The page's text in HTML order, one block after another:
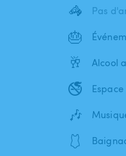
🦓 Pas
🎂
🥂 Alcool
🚭
🎶
🩱